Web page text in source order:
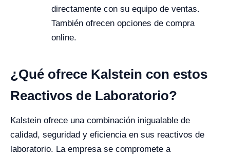
directamente con su equipo de ventas.
También ofrecen opciones de compra
online.
¿Qué ofrece Kalstein con estos
Reactivos de Laboratorio?
Kalstein ofrece una combinación inigualable de
calidad, seguridad y eficiencia en sus reactivos de
laboratorio. La empresa se compromete a